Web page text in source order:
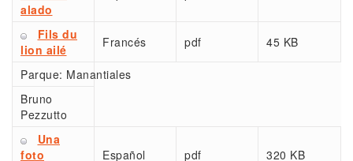
alado
Fils du
lion ailé
Francés pdf 45 KB
Parque: Manantiales
Bruno
Pezzutto
Una
foto
Español pdf 320 KB